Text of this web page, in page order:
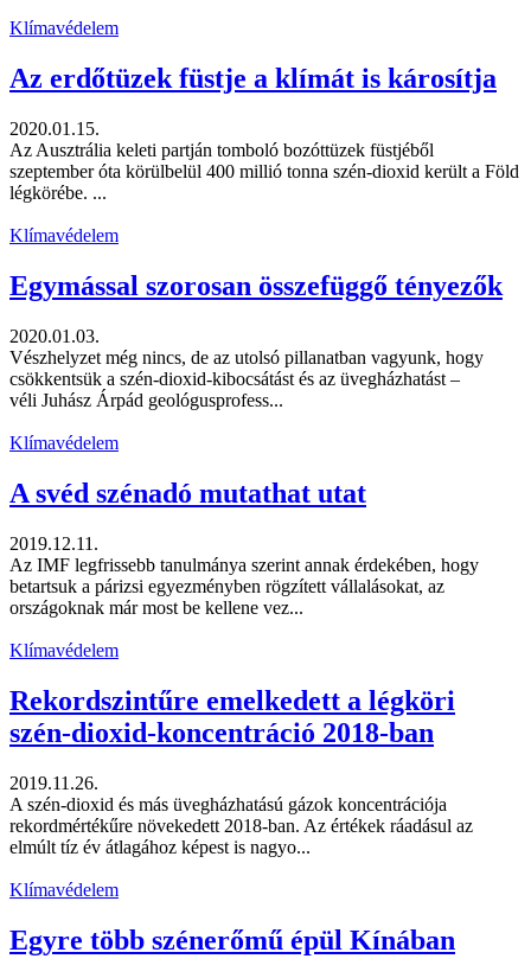
Klímavédelem
Az erdőtüzek füstje a klímát is károsítja
2020.01.15.
Az Ausztrália keleti partján tomboló bozóttüzek füstjéből
szeptember óta körülbelül 400 millió tonna szén-dioxid került a Föld
légkörébe. ...
Klímavédelem
Egymással szorosan összefüggő tényezők
2020.01.03.
Vészhelyzet még nincs, de az utolsó pillanatban vagyunk, hogy
csökkentsük a szén-dioxid-kibocsátást és az üvegházhatást –
véli Juhász Árpád geológusprofess...
Klímavédelem
A svéd szénadó mutathat utat
2019.12.11.
Az IMF legfrissebb tanulmánya szerint annak érdekében, hogy
betartsuk a párizsi egyezményben rögzített vállalásokat, az
országoknak már most be kellene vez...
Klímavédelem
Rekordszintűre emelkedett a légköri
szén-dioxid-koncentráció 2018-ban
2019.11.26.
A szén-dioxid és más üvegházhatású gázok koncentrációja
rekordmértékűre növekedett 2018-ban. Az értékek ráadásul az
elmúlt tíz év átlagához képest is nagyo...
Klímavédelem
Egyre több szénerőmű épül Kínában